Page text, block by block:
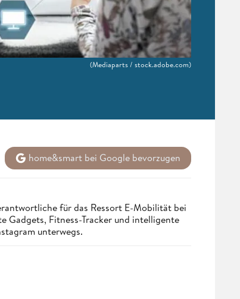
(Mediaparts / stock.adobe.com)
home&smart bei Google bevorzugen
für das Ressort E-Mobilität bei
Gadgets, Fitness-Tracker und intelligente
unterwegs.